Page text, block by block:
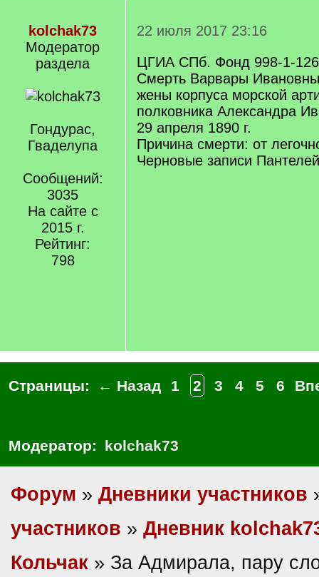
kolchak73
Модератор
раздела
Гондурас,
Гваделупа
Сообщений:
3035
На сайте с
2015 г.
Рейтинг:
798
22 июля 2017 23:16
ЦГИА СПб. Фонд 998-1-
Смерть Варвары
жены корпуса морской
полковника Александра
29 апреля 1890 г.
Причина смерти: от
Черновые записи
Страницы: ← Назад 1 2 3 4 5 6
Модератор: kolchak73
Форум » Дневники участников
участников » Дневник
Кольчак » За Адмирала, пару